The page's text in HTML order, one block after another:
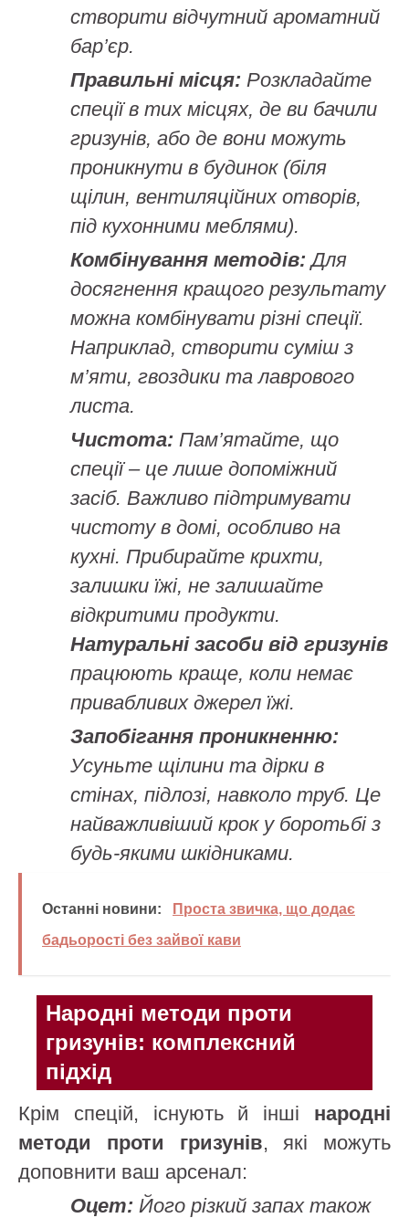
створити відчутний ароматний
бар’єр.
Правильні місця: Розкладайте
спеції в тих місцях, де ви бачили
гризунів, або де вони можуть
проникнути в будинок (біля
щілин, вентиляційних отворів,
під кухонними меблями).
Комбінування методів: Для
досягнення кращого результату
можна комбінувати різні спеції.
Наприклад, створити суміш з
м’яти, гвоздики та лаврового
листа.
Чистота: Пам’ятайте, що
спеції – це лише допоміжний
засіб. Важливо підтримувати
чистоту в домі, особливо на
кухні. Прибирайте крихти,
залишки їжі, не залишайте
відкритими продукти.
Натуральні засоби від гризунів
працюють краще, коли немає
привабливих джерел їжі.
Запобігання проникненню:
Усуньте щілини та дірки в
стінах, підлозі, навколо труб. Це
найважливіший крок у боротьбі з
будь-якими шкідниками.
Останні новини:
Проста звичка, що додає
бадьорості без зайвої кави
Народні методи проти
гризунів: комплексний
підхід
Крім спецій, існують й інші народні
методи проти гризунів, які можуть
доповнити ваш арсенал:
Оцет: Його різкий запах також